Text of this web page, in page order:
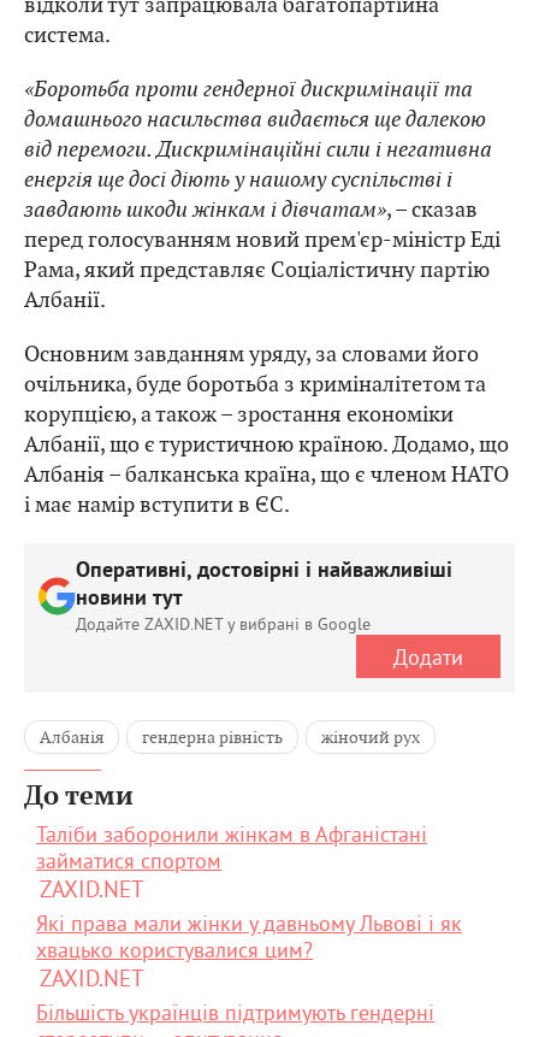
система.
«Боротьба проти гендерної дискримінації та
домашнього насильства видається ще далекою
від перемоги. Дискримінаційні сили і негативна
енергія ще досі діють у нашому суспільстві і
завдають шкоди жінкам і дівчатам», – сказав
перед голосуванням новий прем'єр-міністр Еді
Рама, який представляє Соціалістичну партію
Албанії.
Основним завданням уряду, за словами його
очільника, буде боротьба з криміналітетом та
корупцією, а також – зростання економіки
Албанії, що є туристичною країною. Додамо, що
Албанія – балканська країна, що є членом НАТО
і має намір вступити в ЄС.
Оперативні, достовірні і найважливіші
новини тут
Додайте ZAXID.NET у вибрані в Google
Додати
Албанія гендерна рівність жіночий рух
До теми
Таліби заборонили жінкам в Афганістані
займатися спортом
ZAXID.NET
Які права мали жінки у давньому Львові і як
хвацько користувалися цим?
ZAXID.NET
Більшість українців підтримують гендерні